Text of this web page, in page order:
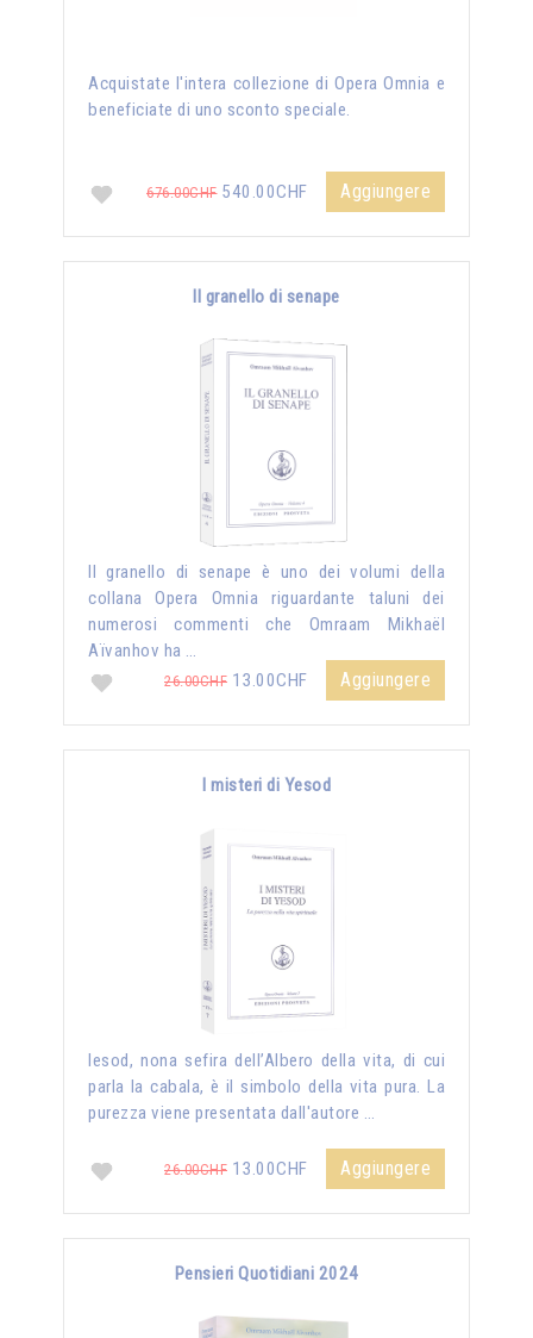
Acquistate l'intera collezione di Opera Omnia e
beneficiate di uno sconto speciale.
676.00CHF540.00CHF Aggiungere
Il granello di senape
Il granello di senape è uno dei volumi della
collana Opera Omnia riguardante taluni dei
numerosi commenti che Omraam Mikhaël
Aïvanhov ha …
26.00CHF 13.00CHF Aggiungere
I misteri di Yesod
Iesod, nona sefira dell’Albero della vita, di cui
parla la cabala, è il simbolo della vita pura. La
purezza viene presentata dall'autore …
26.00CHF 13.00CHF Aggiungere
Pensieri Quotidiani 2024